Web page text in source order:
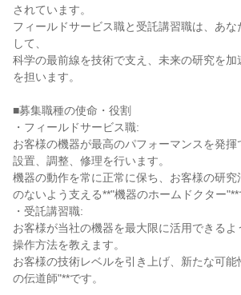
されています。
フィールドサービス職と受託講習職は、あ
して、
科学の最前線を技術で支え、未来の研究を加
を担います。
■募集職種の使命・役割
・フィールドサービス職:
お客様の機器が最高のパフォーマンスを発揮
設置、調整、修理を行います。
機器の動作を常に正常に保ち、お客様の研究
のないよう支える**"機器のホームドクター"**
・受託講習職:
お客様が当社の機器を最大限に活用できるよ
操作方法を教えます。
お客様の技術レベルを引き上げ、新たな可
の伝道師"**です。